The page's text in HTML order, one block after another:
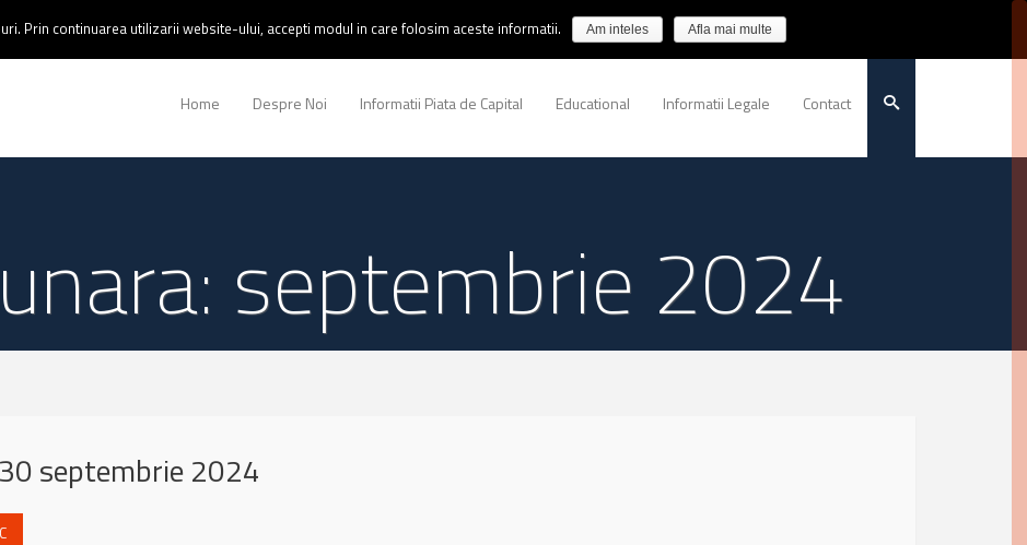
Home Despre Noi Informatii Piata de Capital Educational Informatii Legale Contact
septembrie 2024
septembrie 2024
Prin continuarea utilizarii website-ului, accepti modul in care folosim aceste informatii. Am inteles Afla mai multe